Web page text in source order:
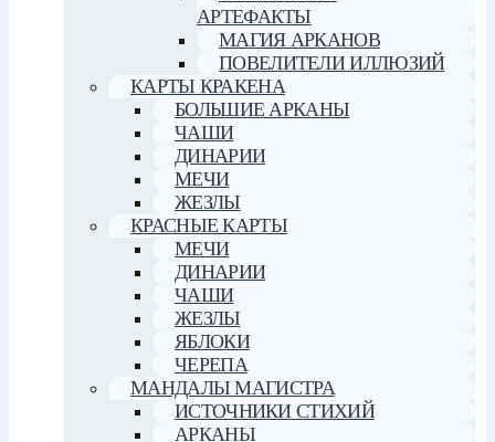
АРТЕФАКТЫ
МАГИЯ АРКАНОВ
ПОВЕЛИТЕЛИ ИЛЛЮЗИЙ
КАРТЫ КРАКЕНА
БОЛЬШИЕ АРКАНЫ
ЧАШИ
ДИНАРИИ
МЕЧИ
ЖЕЗЛЫ
КРАСНЫЕ КАРТЫ
МЕЧИ
ДИНАРИИ
ЧАШИ
ЖЕЗЛЫ
ЯБЛОКИ
ЧЕРЕПА
МАНДАЛЫ МАГИСТРА
ИСТОЧНИКИ СТИХИЙ
АРКАНЫ